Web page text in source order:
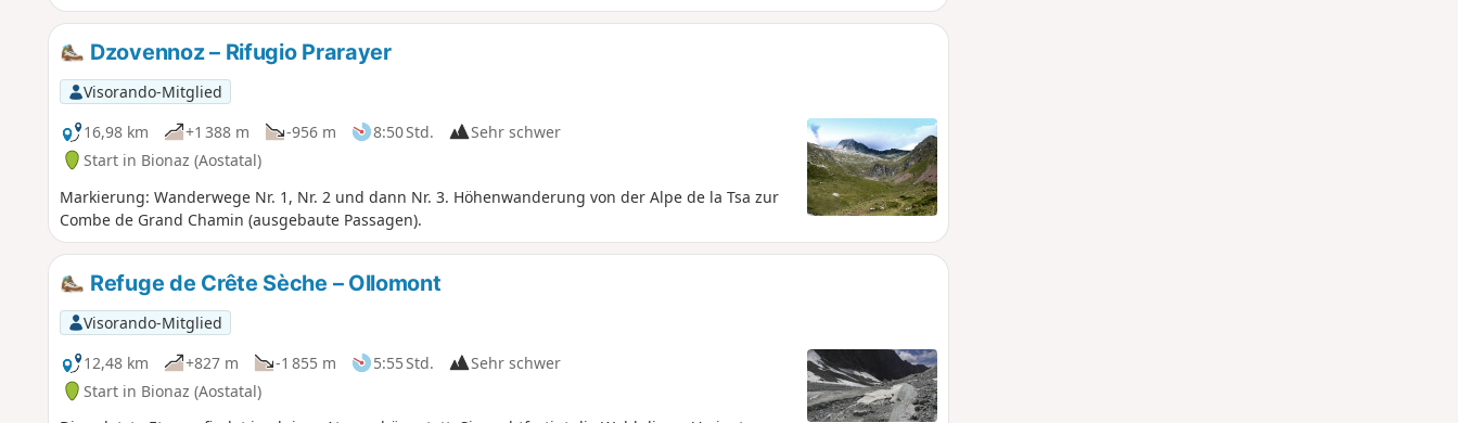
Dzovennoz – Rifugio Prarayer
Visorando-Mitglied
16,98 km
+1 388 m -956 m 8:50 Std.
Sehr schwer
Start in Bionaz (Aostatal)
Markierung: Wanderwege Nr. 1, Nr. 2 und dann Nr. 3. Höhenwanderung von der Alpe de la Tsa zur
Combe de Grand Chamin (ausgebaute Passagen).
Refuge de Crête Sèche – Ollomont
Visorando-Mitglied
12,48 km
+827 m -1 855 m 5:55 Std.
Sehr schwer
Start in Bionaz (Aostatal)